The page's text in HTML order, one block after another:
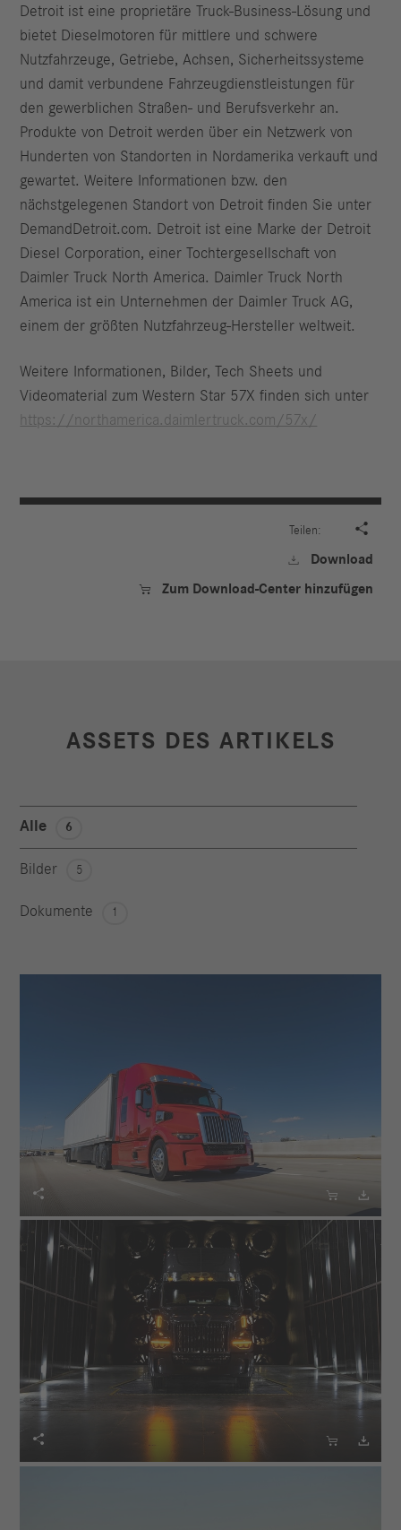
Detroit ist eine proprietäre Truck-Business-Lösung und
bietet Dieselmotoren für mittlere und schwere
Nutzfahrzeuge, Getriebe, Achsen, Sicherheitssysteme
und damit verbundene Fahrzeugdienstleistungen für
den gewerblichen Straßen- und Berufsverkehr an.
Produkte von Detroit werden über ein Netzwerk von
Hunderten von Standorten in Nordamerika verkauft und
gewartet. Weitere Informationen bzw. den
nächstgelegenen Standort von Detroit finden Sie unter
DemandDetroit.com. Detroit ist eine Marke der Detroit
Diesel Corporation, einer Tochtergesellschaft von
Daimler Truck North America. Daimler Truck North
America ist ein Unternehmen der Daimler Truck AG,
einem der größten Nutzfahrzeug-Hersteller weltweit.
Weitere Informationen, Bilder, Tech Sheets und
Videomaterial zum Western Star 57X finden sich unter
https://northamerica.daimlertruck.com/57x/
Teilen: 
 Download
 Zum Download-Center hinzufügen
ASSETS DES ARTIKELS
Alle 6
Bilder 5
Dokumente 1
  
  